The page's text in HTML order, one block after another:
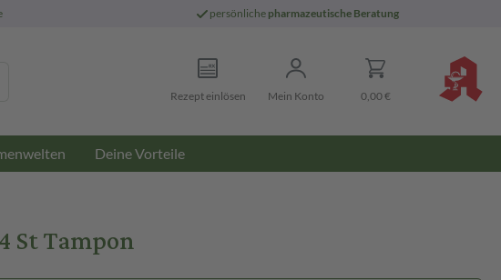
persönliche pharmazeutische Beratung
Rezept einlösen Mein Konto 0,00 €
Deine Vorteile
St Tampon